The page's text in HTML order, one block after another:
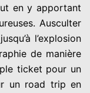
en y apportant
Ausculter
l’explosion
de manière
ticket pour un
un road trip en